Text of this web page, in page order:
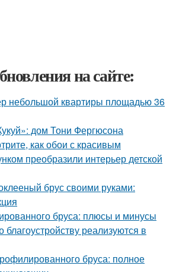
на сайте:
небольшой квартиры площадью 36
дом Тони Фергюсона
как обои с красивым
преобразили интерьер детской
брус своими руками:
бруса: плюсы и минусы
благоустройству реализуются в
бруса: полное